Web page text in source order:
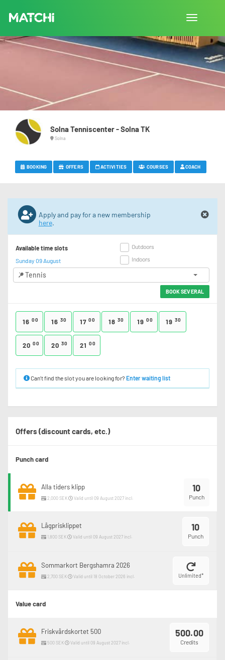
Toggle
Solna Tenniscenter - Solna TK
Solna
BOOKING OFFERS ACTIVITIES COURSES COACH
Apply and pay for a new membership
here.
Available time slots
Sunday 09 August
Outdoors
Indoors
Tennis
BOOK SEVERAL
16 00 16 30 17 00 18 30 19 00 19 30
20 00 20 30 21 00
Can’t find the slot you are looking for? Enter waiting list
Offers (discount cards, etc.)
Punch card
10
Punch
Alla tiders klipp
2,000 SEK Valid until 09 August 2027 incl.
10
Punch
Lågprisklippet
1,800 SEK Valid until 09 August 2027 incl.
Unlimited*
Sommarkort Bergshamra 2026
2,700 SEK Valid until 18 October 2026 incl.
Value card
500.00
Credits
Friskvårdskortet 500
500 SEK Valid until 09 August 2027 incl.